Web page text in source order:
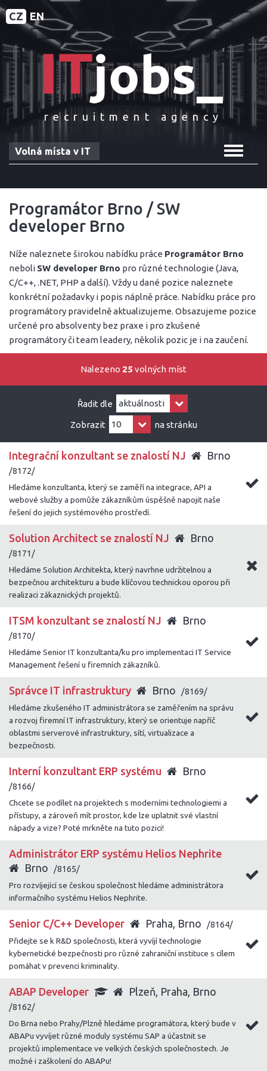
CZ EN
recruitment agency
Toggle
Volná místa v IT
Programátor Brno / SW
developer Brno
Níže naleznete širokou nabídku práce Programátor Brno
neboli SW developer Brno pro různé technologie (Java,
C/C++, .NET, PHP a další). Vždy u dané pozice naleznete
konkrétní požadavky i popis náplně práce. Nabídku práce pro
programátory pravidelně aktualizujeme. Obsazujeme pozice
určené pro absolventy bez praxe i pro zkušené
programátory či team leadery, několik pozic je i na zaučení.
Nalezeno 25 volných míst
Řadit dle
Zobrazit na stránku
Integrační konzultant se znalostí NJ Brno
/8172/
Hledáme konzultanta, který se zaměří na integrace, API a
webové služby a pomůže zákazníkům úspěšně napojit naše
řešení do jejich systémového prostředí.
Solution Architect se znalostí NJ Brno
/8171/
Hledáme Solution Architekta, který navrhne udržitelnou a
bezpečnou architekturu a bude klíčovou technickou oporou při
realizaci zákaznických projektů.
ITSM konzultant se znalostí NJ Brno
/8170/
Hledáme Senior IT konzultanta/ku pro implementaci IT Service
Management řešení u firemních zákazníků.
Správce IT infrastruktury Brno
/8169/
Hledáme zkušeného IT administrátora se zaměřením na správu
a rozvoj firemní IT infrastruktury, který se orientuje napříč
oblastmi serverové infrastruktury, sítí, virtualizace a
bezpečnosti.
Interní konzultant ERP systému Brno
/8166/
Chcete se podílet na projektech s moderními technologiemi a
přístupy, a zároveň mít prostor, kde lze uplatnit své vlastní
nápady a vize? Poté mrkněte na tuto pozici!
Administrátor ERP systému Helios Nephrite
Brno
/8165/
Pro rozvíjející se českou společnost hledáme administrátora
informačního systému Helios Nephrite.
Senior C/C++ Developer Praha, Brno
/8164/
Přidejte se k R&D společnosti, která vyvíjí technologie
kybernetické bezpečnosti pro různé zahraniční instituce s cílem
pomáhat v prevenci kriminality.
ABAP Developer Plzeň, Praha, Brno
/8162/
Do Brna nebo Prahy/Plzně hledáme programátora, který bude v
ABAPu vyvíjet různé moduly systému SAP a účastnit se
projektů implementace ve velkých českých společnostech. Je
možné i zaškolení do ABAPu!